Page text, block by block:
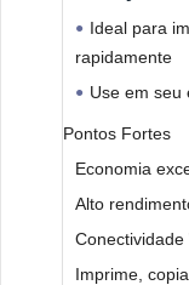
Ideal para
rapidamente
Use em seu
Pontos Fortes
Economia
Alto
Imprime,